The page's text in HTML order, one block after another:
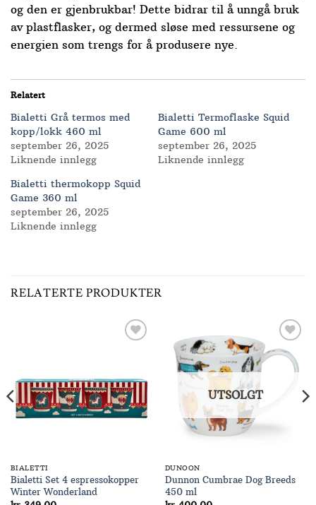
og den er gjenbrukbar! Dette bidrar til å unngå bruk
av plastflasker, og dermed sløse med ressursene og
energien som trengs for å produsere nye.
Relatert
Bialetti Grå termos med
kopp/lokk 460 ml
september 26, 2025
Liknende innlegg
Bialetti Termoflaske Squid
Game 600 ml
september 26, 2025
Liknende innlegg
Bialetti thermokopp Squid
Game 360 ml
september 26, 2025
Liknende innlegg
RELATERTE PRODUKTER
BIALETTI
Bialetti Set 4 espressokopper
Winter Wonderland
Add to
Wishlist
UTSOLGT
DUNOON
Dunnon Cumbrae Dog Breeds
450 ml